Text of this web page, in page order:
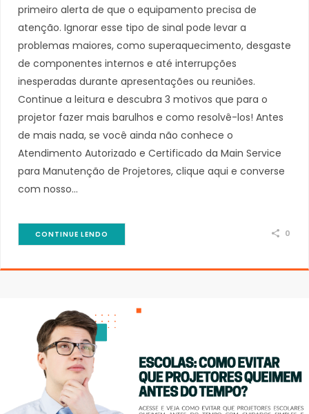
primeiro alerta de que o equipamento precisa de
atenção. Ignorar esse tipo de sinal pode levar a
problemas maiores, como superaquecimento, desgaste
de componentes internos e até interrupções
inesperadas durante apresentações ou reuniões.
Continue a leitura e descubra 3 motivos que para o
projetor fazer mais barulhos e como resolvê-los! Antes
de mais nada, se você ainda não conhece o
Atendimento Autorizado e Certificado da Main Service
para Manutenção de Projetores, clique aqui e converse
com nosso…
CONTINUE LENDO 0